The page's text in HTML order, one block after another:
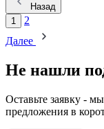
Назад
1
2
Далее
Не нашли
Оставьте заявку -
предложения в